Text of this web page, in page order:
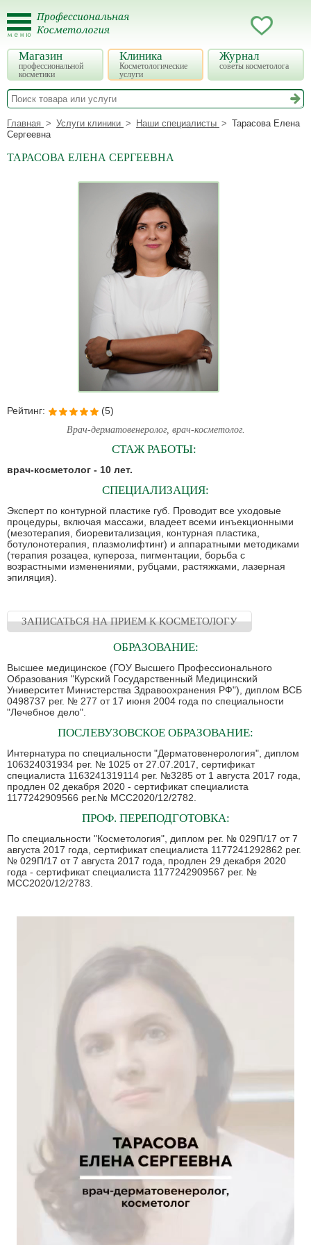
Магазин
профессиональной
косметики
Клиника
Косметологические
услуги
Журнал
советы косметолога
Главная Услуги клиники Наши специалисты
Тарасова Елена
Сергеевна
ТАРАСОВА ЕЛЕНА СЕРГЕЕВНА
Рейтинг: (5)
Врач-дерматовенеролог, врач-косметолог.
СТАЖ РАБОТЫ:
врач-косметолог - 10 лет.
СПЕЦИАЛИЗАЦИЯ:
Эксперт по контурной пластике губ. Проводит все уходовые
процедуры, включая массажи, владеет всеми инъекционными
(мезотерапия, биоревитализация, контурная пластика,
ботулонотерапия, плазмолифтинг) и аппаратными методиками
(терапия розацеа, купероза, пигментации, борьба с
возрастными изменениями, рубцами, растяжками, лазерная
эпиляция).
ЗАПИСАТЬСЯ НА ПРИЕМ К КОСМЕТОЛОГУ
ОБРАЗОВАНИЕ:
Высшее медицинское (ГОУ Высшего Профессионального
Образования "Курский Государственный Медицинский
Университет Министерства Здравоохранения РФ"), диплом ВСБ
0498737 рег. № 277 от 17 июня 2004 года по специальности
"Лечебное дело".
ПОСЛЕВУЗОВСКОЕ ОБРАЗОВАНИЕ:
Интернатура по специальности "Дерматовенерология", диплом
106324031934 рег. № 1025 от 27.07.2017, сертификат
специалиста 1163241319114 рег. №3285 от 1 августа 2017 года,
продлен 02 декабря 2020 - сертификат специалиста
1177242909566 рег.№ МСС2020/12/2782.
ПРОФ. ПЕРЕПОДГОТОВКА:
По специальности "Косметология", диплом рег. № 029П/17 от 7
августа 2017 года, сертификат специалиста 1177241292862 рег.
№ 029П/17 от 7 августа 2017 года, продлен 29 декабря 2020
года - сертификат специалиста 1177242909567 рег. №
МСС2020/12/2783.